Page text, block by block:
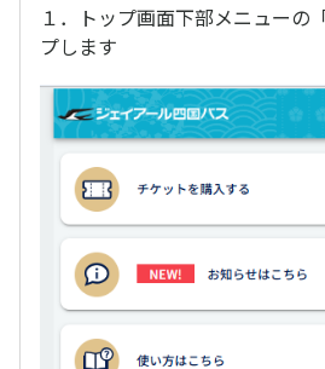
１．トップ画面下部メニューの
プします